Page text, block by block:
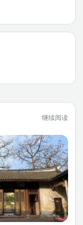
继续阅读